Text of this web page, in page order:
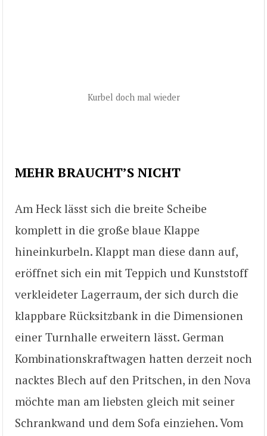
Kurbel doch mal wieder
MEHR BRAUCHT’S NICHT
Am Heck lässt sich die breite Scheibe
komplett in die große blaue Klappe
hineinkurbeln. Klappt man diese dann auf,
eröffnet sich ein mit Teppich und Kunststoff
verkleideter Lagerraum, der sich durch die
klappbare Rücksitzbank in die Dimensionen
einer Turnhalle erweitern lässt. German
Kombinationskraftwagen hatten derzeit noch
nacktes Blech auf den Pritschen, in den Nova
möchte man am liebsten gleich mit seiner
Schrankwand und dem Sofa einziehen. Vom